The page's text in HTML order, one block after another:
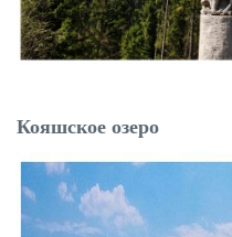
Кояшское озеро